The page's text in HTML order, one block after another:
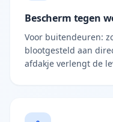
Bescherm tegen
Voor buitendeuren:
blootgesteld aan
afdakje verlengt de